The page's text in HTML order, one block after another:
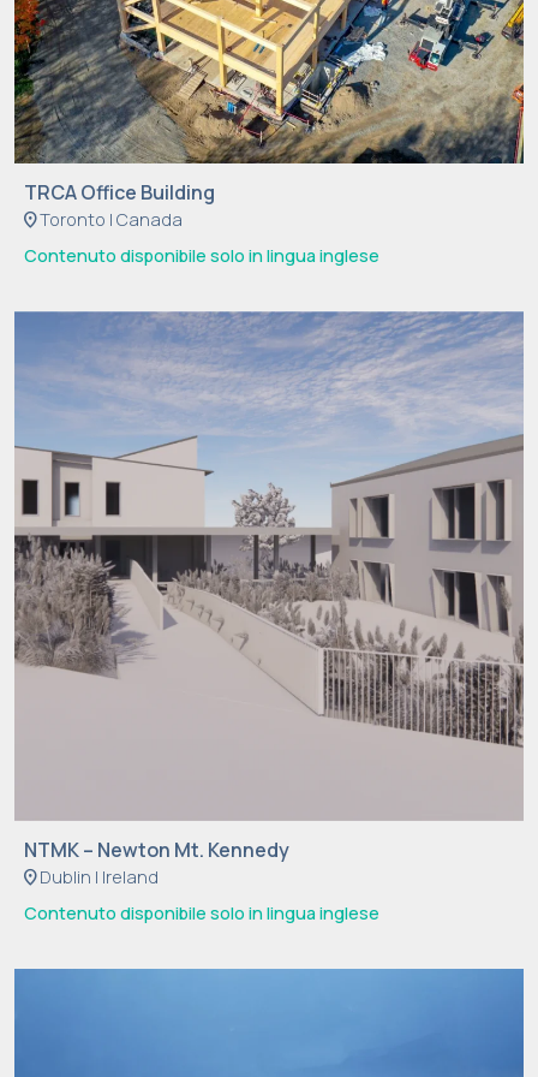
TRCA Office Building
location_onToronto | Canada
Contenuto disponibile solo in lingua inglese
NTMK – Newton Mt. Kennedy
location_onDublin | Ireland
Contenuto disponibile solo in lingua inglese